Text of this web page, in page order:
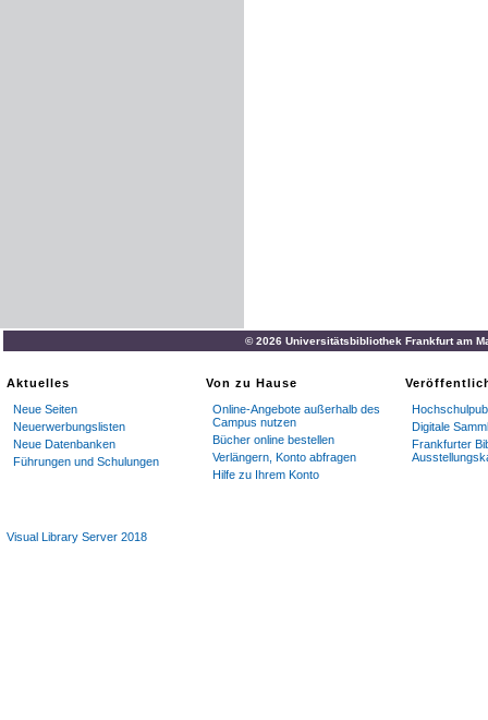
© 2026 Universitätsbibliothek Frankfurt am
Aktuelles
Neue Seiten
Neuerwerbungslisten
Neue Datenbanken
Führungen und Schulungen
Von zu Hause
Online-Angebote außerhalb des
Campus nutzen
Bücher online bestellen
Verlängern, Konto abfragen
Hilfe zu Ihrem Konto
Digitale
Frankfurter
Visual Library Server 2018